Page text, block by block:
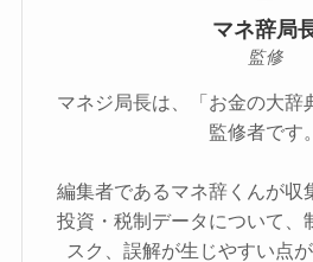
マネ辞局
監修
マネジ局長は、「お金の大辞
監修者です。
編集者であるマネ辞くんが収
投資・税制データについて、
スク、誤解が生じやすい点